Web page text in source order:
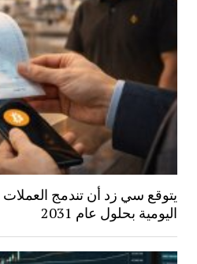
يتوقع سي زد أن تندمج العملات
اليومية بحلول عام 2031